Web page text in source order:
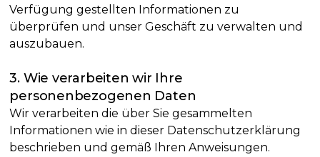
Verfügung gestellten Informationen zu
überprüfen und unser Geschäft zu verwalten und
auszubauen.
3. Wie verarbeiten wir Ihre
personenbezogenen Daten
Wir verarbeiten die über Sie gesammelten
Informationen wie in dieser Datenschutzerklärung
beschrieben und gemäß Ihren Anweisungen.